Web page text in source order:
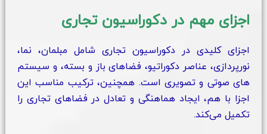
اجزای مهم در دکوراسیون تجاری
اجزای کلیدی در دکوراسیون تجاری شامل مبلمان، نما،
نورپردازی، عناصر دکوراتیو، فضاهای باز و بسته، و سیستم‌
های صوتی و تصویری است. همچنین، ترکیب مناسب این
اجزا با هم، ایجاد هماهنگی و تعادل در فضاهای تجاری را
تکمیل می‌کند.